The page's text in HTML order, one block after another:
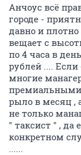
Анчоус всё
городе -
давно и плотно
вещает с
по 4 часа в
рублей ....
многие
рыло в месяц ,
не только
" таксист " , да
конкретном
......